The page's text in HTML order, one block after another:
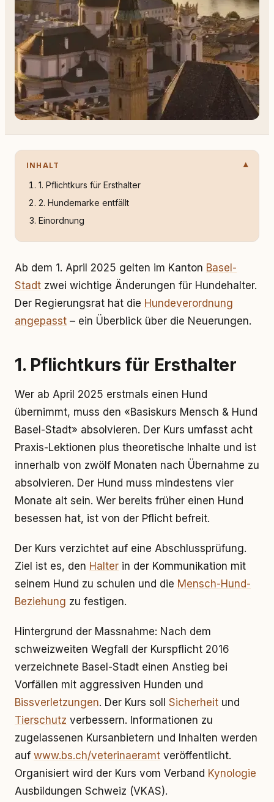
INHALT
1. Pflichtkurs für Ersthalter
2. Hundemarke entfällt
Einordnung
Ab dem 1. April 2025 gelten im Kanton Basel-
Stadt zwei wichtige Änderungen für Hundehalter.
Der Regierungsrat hat die Hundeverordnung
angepasst – ein Überblick über die Neuerungen.
1. Pflichtkurs für Ersthalter
Wer ab April 2025 erstmals einen Hund
übernimmt, muss den «Basiskurs Mensch & Hund
Basel-Stadt» absolvieren. Der Kurs umfasst acht
Praxis-Lektionen plus theoretische Inhalte und ist
innerhalb von zwölf Monaten nach Übernahme zu
absolvieren. Der Hund muss mindestens vier
Monate alt sein. Wer bereits früher einen Hund
besessen hat, ist von der Pflicht befreit.
Der Kurs verzichtet auf eine Abschlussprüfung.
Ziel ist es, den Halter in der Kommunikation mit
seinem Hund zu schulen und die Mensch-Hund-
Beziehung zu festigen.
Hintergrund der Massnahme: Nach dem
schweizweiten Wegfall der Kurspflicht 2016
verzeichnete Basel-Stadt einen Anstieg bei
Vorfällen mit aggressiven Hunden und
Bissverletzungen. Der Kurs soll Sicherheit und
Tierschutz verbessern. Informationen zu
zugelassenen Kursanbietern und Inhalten werden
auf www.bs.ch/veterinaeramt veröffentlicht.
Organisiert wird der Kurs vom Verband Kynologie
Ausbildungen Schweiz (VKAS).